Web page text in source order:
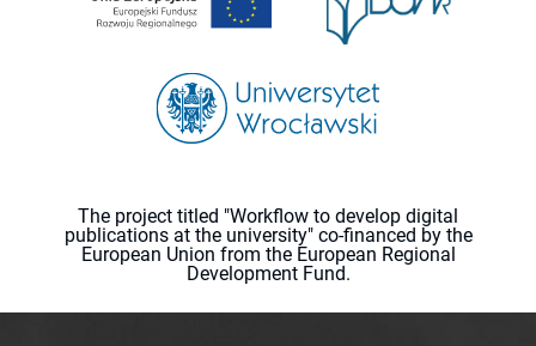
The project titled "Workflow to develop digital
publications at the university" co-financed by the
European Union from the European Regional
Development Fund.